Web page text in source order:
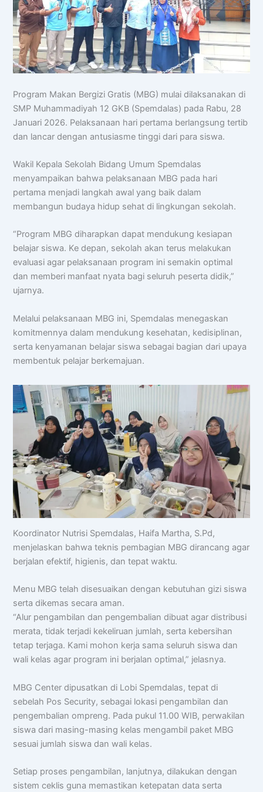
Chat AISA
Artificial Intelligence Spemdalas Assistant
Halo! Saya AISA-A
SpemdalasAssistant.
Ada yang bisa saya bantu?
📝 Info Pendaftaran (PPDB)
🏆 Program Unggulan
📍 Lokasi & Kontak
Program Makan Bergizi Gratis (MBG) mulai dilaksanakan di
SMP Muhammadiyah 12 GKB (Spemdalas) pada Rabu, 28
Januari 2026. Pelaksanaan hari pertama berlangsung tertib
dan lancar dengan antusiasme tinggi dari para siswa.
Wakil Kepala Sekolah Bidang Umum Spemdalas
menyampaikan bahwa pelaksanaan MBG pada hari
pertama menjadi langkah awal yang baik dalam
membangun budaya hidup sehat di lingkungan sekolah.
“Program MBG diharapkan dapat mendukung kesiapan
belajar siswa. Ke depan, sekolah akan terus melakukan
evaluasi agar pelaksanaan program ini semakin optimal
dan memberi manfaat nyata bagi seluruh peserta didik,”
ujarnya.
Melalui pelaksanaan MBG ini, Spemdalas menegaskan
komitmennya dalam mendukung kesehatan, kedisiplinan,
serta kenyamanan belajar siswa sebagai bagian dari upaya
membentuk pelajar berkemajuan.
Koordinator Nutrisi Spemdalas, Haifa Martha, S.Pd,
menjelaskan bahwa teknis pembagian MBG dirancang agar
berjalan efektif, higienis, dan tepat waktu.
Menu MBG telah disesuaikan dengan kebutuhan gizi siswa
serta dikemas secara aman.
“Alur pengambilan dan pengembalian dibuat agar distribusi
merata, tidak terjadi kekeliruan jumlah, serta kebersihan
tetap terjaga. Kami mohon kerja sama seluruh siswa dan
wali kelas agar program ini berjalan optimal,” jelasnya.
MBG Center dipusatkan di Lobi Spemdalas, tepat di
sebelah Pos Security, sebagai lokasi pengambilan dan
pengembalian ompreng. Pada pukul 11.00 WIB, perwakilan
siswa dari masing-masing kelas mengambil paket MBG
sesuai jumlah siswa dan wali kelas.
Setiap proses pengambilan, lanjutnya, dilakukan dengan
sistem ceklis guna memastikan ketepatan data serta